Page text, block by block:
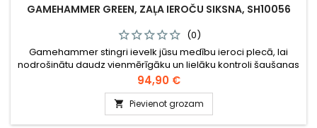
GAMEHAMMER GREEN, ZAĻA IEROČU SIKSNA, SH10056
(0)
Gamehammer stingri ievelk jūsu medību ieroci plecā, lai
nodrošinātu daudz vienmērīgāku un lielāku kontroli šaušanas
laikā. Lieliski piemērots individuālām medībām ar pieiešanu
un dzinējmedībām. Ievietojiet vadošo roku ieroča siksnas
atverē un izmantojiet augšdelma muskuļus, lai stingri ievilktu
ieroci savā plecā.
Cena
94,90 €
 Pievienot grozam